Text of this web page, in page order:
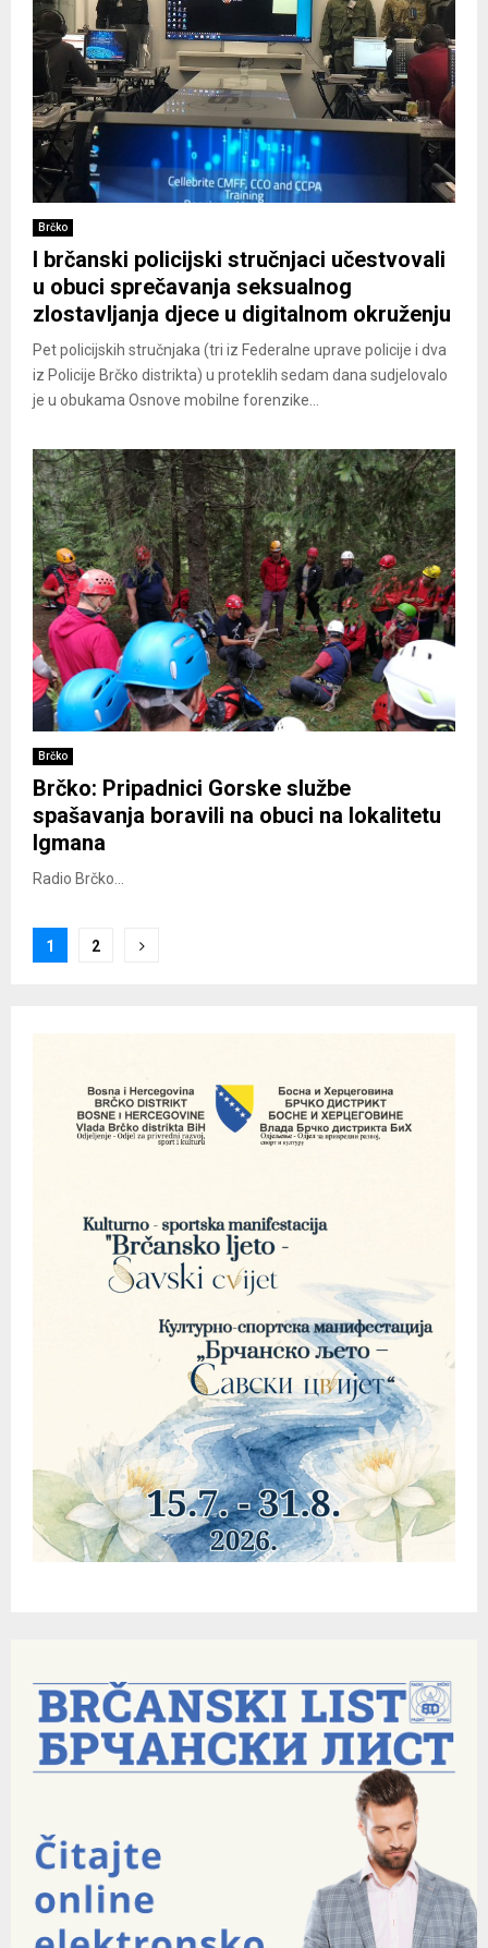
Brčko
I brčanski policijski stručnjaci učestvovali
u obuci sprečavanja seksualnog
zlostavljanja djece u digitalnom okruženju
Pet policijskih stručnjaka (tri iz Federalne uprave policije i dva
iz Policije Brčko distrikta) u proteklih sedam dana sudjelovalo
je u obukama Osnove mobilne forenzike...
Brčko
Brčko: Pripadnici Gorske službe
spašavanja boravili na obuci na lokalitetu
Igmana
Radio Brčko...
Posts
1 2